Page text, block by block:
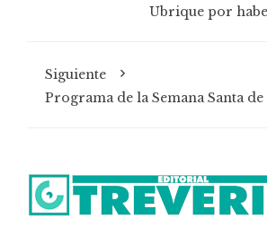
Ubrique por
Siguiente
Programa de la Semana Santa